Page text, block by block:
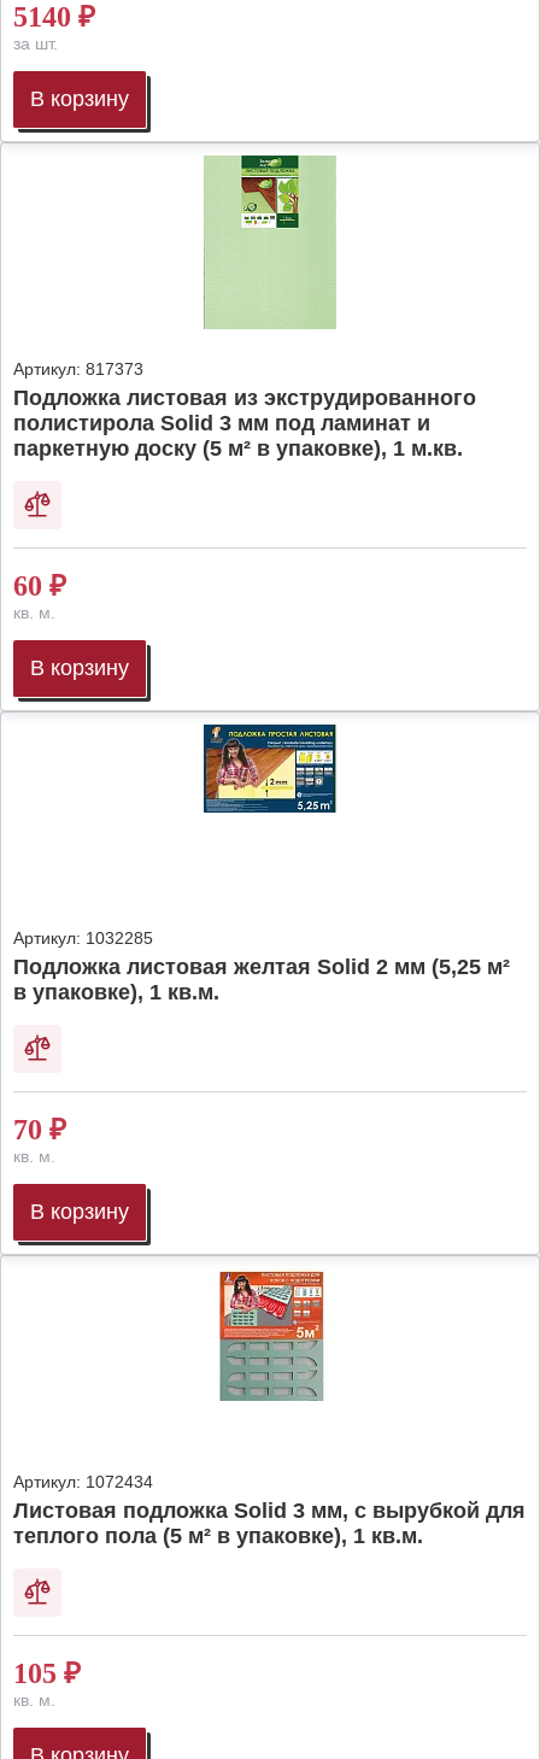
5140 ₽
за шт.
В корзину
Артикул: 817373
Подложка листовая из экструдированного
полистирола Solid 3 мм под ламинат и
паркетную доску (5 м² в упаковке), 1 м.кв.
60 ₽
кв. м.
В корзину
Артикул: 1032285
Подложка листовая желтая Solid 2 мм (5,25 м²
в упаковке), 1 кв.м.
70 ₽
кв. м.
В корзину
Артикул: 1072434
Листовая подложка Solid 3 мм, с вырубкой для
теплого пола (5 м² в упаковке), 1 кв.м.
105 ₽
кв. м.